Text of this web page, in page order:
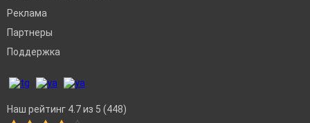
Реклама
Партнеры
Поддержка
Наш рейтинг 4.7 из 5 (448)